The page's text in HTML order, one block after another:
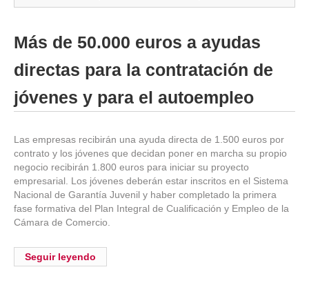
▼
▼
Más de 50.000 euros a ayudas
directas para la contratación de
jóvenes y para el autoempleo
Las empresas recibirán una ayuda directa de 1.500 euros por
contrato y los jóvenes que decidan poner en marcha su propio
negocio recibirán 1.800 euros para iniciar su proyecto
empresarial. Los jóvenes deberán estar inscritos en el Sistema
Nacional de Garantía Juvenil y haber completado la primera
fase formativa del Plan Integral de Cualificación y Empleo de la
Cámara de Comercio.
Seguir leyendo